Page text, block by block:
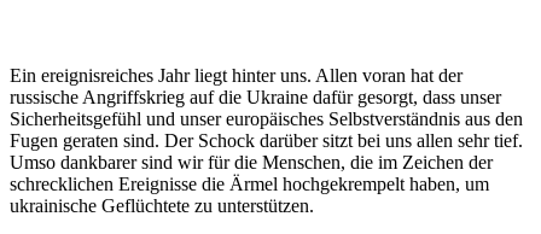
Ein ereignisreiches Jahr liegt hinter uns. Allen voran hat der
russische Angriffskrieg auf die Ukraine dafür gesorgt, dass unser
Sicherheitsgefühl und unser europäisches Selbstverständnis aus den
Fugen geraten sind. Der Schock darüber sitzt bei uns allen sehr tief.
Umso dankbarer sind wir für die Menschen, die im Zeichen der
schrecklichen Ereignisse die Ärmel hochgekrempelt haben, um
ukrainische Geflüchtete zu unterstützen.